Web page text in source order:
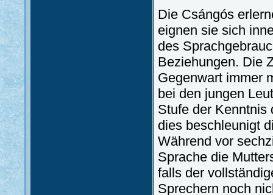
Die Csángós
eignen sie sich
des
Beziehungen. Die
Gegenwart immer
bei den jungen
Stufe der Kenntnis
dies beschleunigt
Während vor
Sprache die
falls der
Sprechern noch